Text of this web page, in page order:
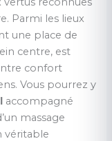
Parmi les lieux
une place de
centre, est
confort
Vous pourrez y
accompagné
massage
véritable